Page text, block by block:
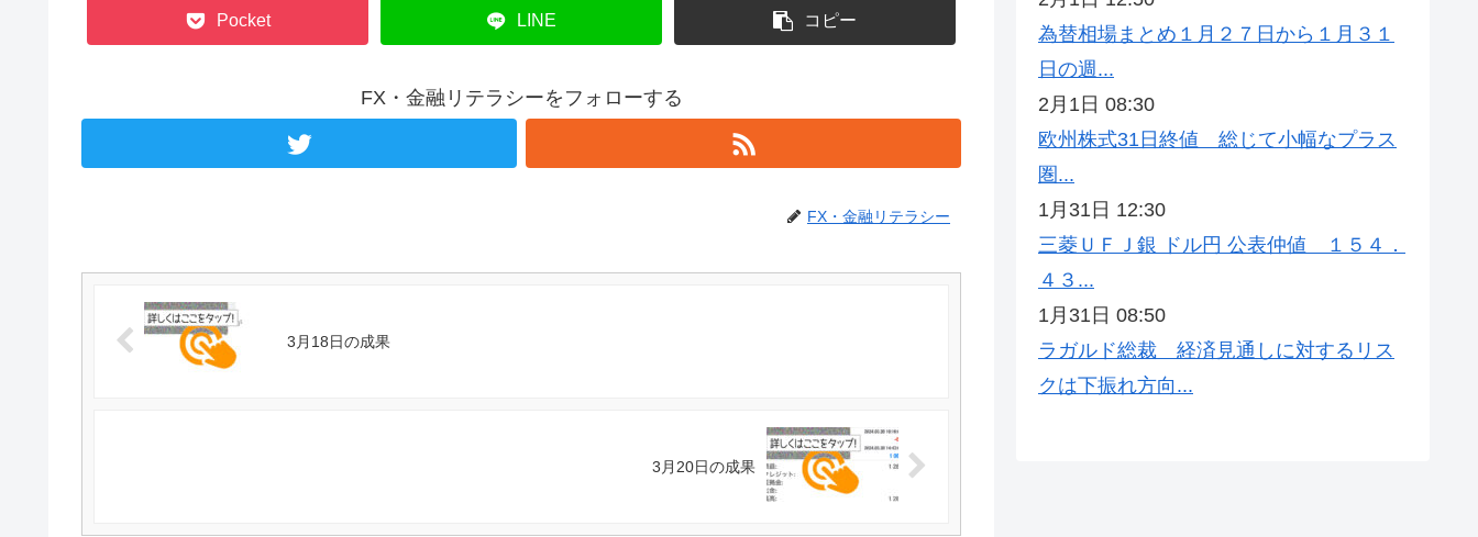
Pocket LINE コピー
FX・金融リテラシーをフォローする
FX・金融リテラシー
3月18日の成果
3月20日の成果
為替相場まとめ１月２７日から１月３１
日の週...
2月1日 08:30
欧州株式31日終値 総じて小幅なプラス
圏...
1月31日 12:30
三菱ＵＦＪ銀 ドル円 公表仲値 １５４．
４３...
1月31日 08:50
ラガルド総裁 経済見通しに対するリス
クは下振れ方向...